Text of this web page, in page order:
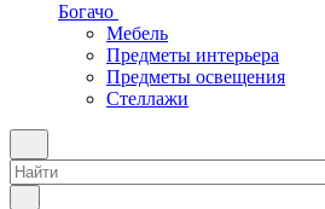
Богачо
Мебель
Предметы интерьера
Предметы освещения
Стеллажи